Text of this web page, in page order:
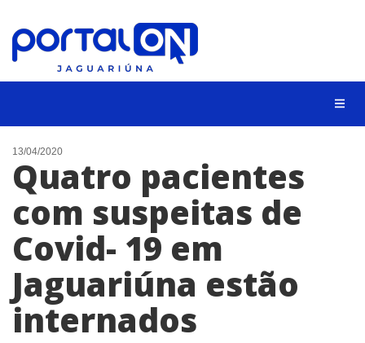
NOTÍCIAS
LISTA DIGITAL
CONTATO
ANUNCIE
BUSCAR
13/04/2020
Quatro pacientes
com suspeitas de
Covid- 19 em
Jaguariúna estão
internados